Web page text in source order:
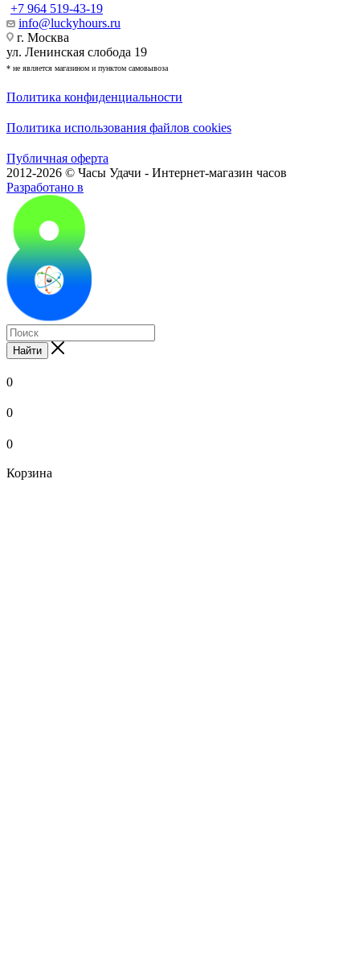
+7 964 519-43-19
info@luckyhours.ru
г. Москва
ул. Ленинская слобода 19
* не является магазином и пунктом самовывоза
Политика конфиденциальности
Политика использования файлов cookies
Публичная оферта
2012-2026 © Часы Удачи - Интернет-магазин часов
Разработано в
Найти
0
0
0
Корзина